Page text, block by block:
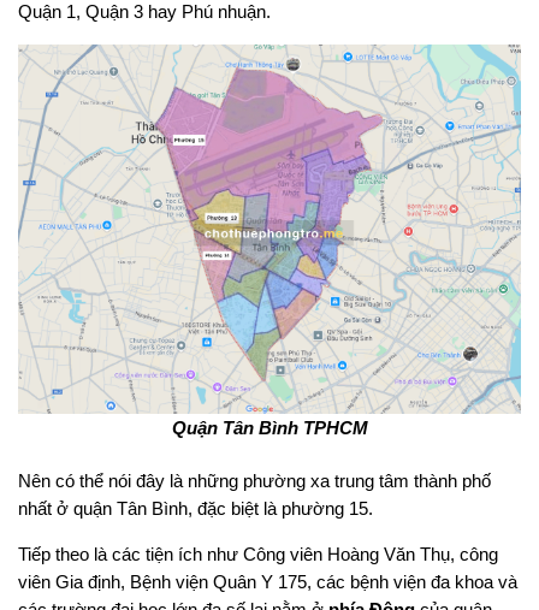
Quận 1, Quận 3 hay Phú nhuận.
Quận Tân Bình TPHCM
Nên có thể nói đây là những phường xa trung tâm thành phố
nhất ở quận Tân Bình, đặc biệt là phường 15.
Tiếp theo là các tiện ích như Công viên Hoàng Văn Thụ, công
viên Gia định, Bệnh viện Quân Y 175, các bệnh viện đa khoa và